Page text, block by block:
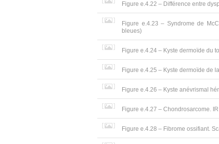
Figure e.4.22 – Différence entre
Figure e.4.23 – Syndrome de
bleues)
Figure e.4.24 – Kyste dermoïde du
Figure e.4.25 – Kyste dermoïde de
Figure e.4.26 – Kyste anévrismal
Figure e.4.27 – Chondrosarcome.
Figure e.4.28 – Fibrome ossifiant.